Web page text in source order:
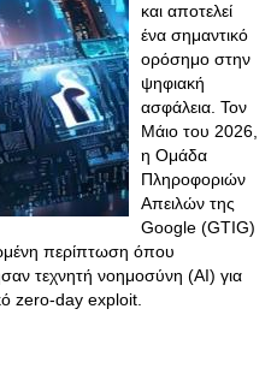
και αποτελεί
ένα σημαντικό
ορόσημο στην
ψηφιακή
ασφάλεια. Τον
Μάιο του 2026,
η Ομάδα
Πληροφοριών
Απειλών της
Google (GTIG)
περίπτωση όπου
τεχνητή νοημοσύνη (AI) για
zero-day exploit.